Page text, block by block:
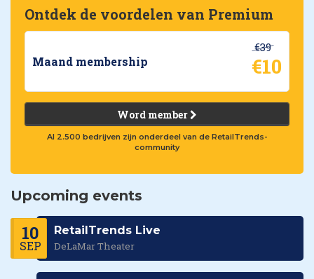
Ontdek de voordelen van Premium
Maand membership
€39
€10
Word member
Al 2.500 bedrijven zijn onderdeel van de RetailTrends-
community
Upcoming events
10
SEP
RetailTrends Live
DeLaMar Theater